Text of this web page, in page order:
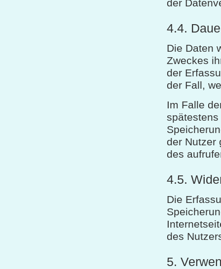
der
4.4.
Die Daten
Zweckes
der
der Fall,
Im Falle
der Nutzer
des
4.5.
Die
des
5.